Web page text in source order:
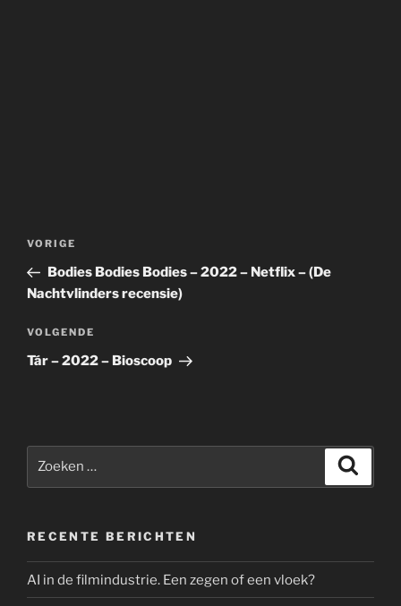
Bericht
Vorig
bericht
VORIGE
Bodies Bodies Bodies – 2022 – Netflix – (De
Nachtvlinders recensie)
Volgend
bericht
VOLGENDE
Tár – 2022 – Bioscoop
RECENTE BERICHTEN
AI in de filmindustrie. Een zegen of een vloek?